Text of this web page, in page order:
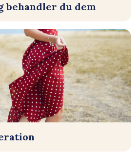
behandler du dem